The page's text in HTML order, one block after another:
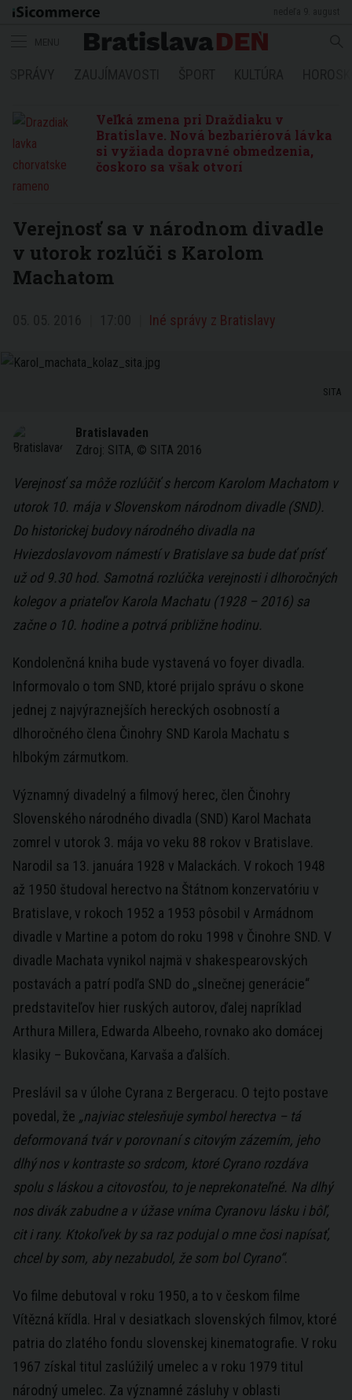
Veľká zmena pri Draždiaku v
Bratislave. Nová bezbariérová lávka
si vyžiada dopravné obmedzenia,
čoskoro sa však otvorí
Verejnosť sa v národnom divadle
v utorok rozlúči s Karolom
Machatom
Iné správy z Bratislavy
SITA
Bratislavaden
Zdroj: SITA, © SITA 2016
Verejnosť sa môže rozlúčiť s hercom Karolom Machatom v
utorok 10. mája v Slovenskom národnom divadle (SND).
Do historickej budovy národného divadla na
Hviezdoslavovom námestí v Bratislave sa bude dať prísť
už od 9.30 hod. Samotná rozlúčka verejnosti i dlhoročných
kolegov a priateľov Karola Machatu (1928 – 2016) sa
začne o 10. hodine a potrvá približne hodinu.
Kondolenčná kniha bude vystavená vo foyer divadla.
Informovalo o tom SND, ktoré prijalo správu o skone
jednej z najvýraznejších hereckých osobností a
dlhoročného člena Činohry SND Karola Machatu s
hlbokým zármutkom.
Významný divadelný a filmový herec, člen Činohry
Slovenského národného divadla (SND) Karol Machata
zomrel v utorok 3. mája vo veku 88 rokov v Bratislave.
Narodil sa 13. januára 1928 v Malackách. V rokoch 1948
až 1950 študoval herectvo na Štátnom konzervatóriu v
Bratislave, v rokoch 1952 a 1953 pôsobil v Armádnom
divadle v Martine a potom do roku 1998 v Činohre SND. V
divadle Machata vynikol najmä v shakespearovských
postavách a patrí podľa SND do „slnečnej generácie“
predstaviteľov hier ruských autorov, ďalej napríklad
Arthura Millera, Edwarda Albeeho, rovnako ako domácej
klasiky – Bukovčana, Karvaša a ďalších.
Preslávil sa v úlohe Cyrana z Bergeracu. O tejto postave
povedal, že „najviac stelesňuje symbol herectva – tá
deformovaná tvár v porovnaní s citovým zázemím, jeho
dlhý nos v kontraste so srdcom, ktoré Cyrano rozdáva
spolu s láskou a citovosťou, to je neprekonateľné. Na dlhý
nos divák zabudne a v úžase vníma Cyranovu lásku i bôľ,
cit i rany. Ktokoľvek by sa raz podujal o mne čosi napísať,
chcel by som, aby nezabudol, že som bol Cyrano“.
Vo filme debutoval v roku 1950, a to v českom filme
Vítězná křídla. Hral v desiatkach slovenských filmov, ktoré
patria do zlatého fondu slovenskej kinematografie. V roku
1967 získal titul zaslúžilý umelec a v roku 1979 titul
národný umelec. Za významné zásluhy v oblasti